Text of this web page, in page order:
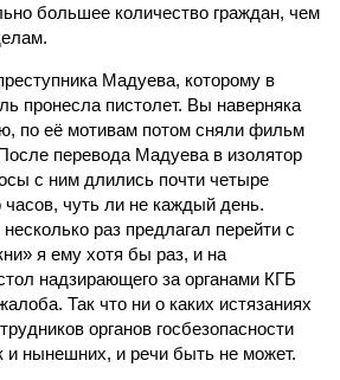
большее количество граждан, чем
Мадуева, которому в
пронесла пистолет. Вы наверняка
по её мотивам потом сняли фильм
перевода Мадуева в изолятор
с ним длились почти четыре
часов, чуть ли не каждый день.
раз предлагал перейти с
я ему хотя бы раз, и на
надзирающего за органами КГБ
Так что ни о каких истязаниях
органов госбезопасности
и нынешних, и речи быть не может.